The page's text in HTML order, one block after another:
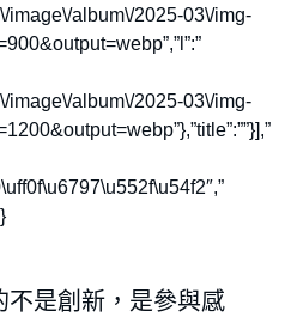
image\/album\/2025-03\/img-
image\/album\/2025-03\/img-
不是創新，是參與感